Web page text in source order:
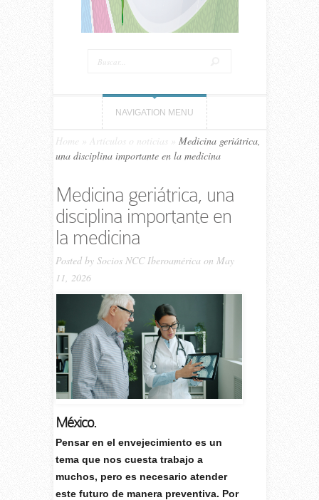
NAVIGATION MENU
Home Artículos o noticias
Medicina geriátrica,
una disciplina importante en la medicina
Medicina geriátrica, una
disciplina importante en
la medicina
Posted by Socios NCC Iberoamérica on May
11, 2026
México.
Pensar en el envejecimiento es un
tema que nos cuesta trabajo a
muchos, pero es necesario atender
este futuro de manera preventiva. Por